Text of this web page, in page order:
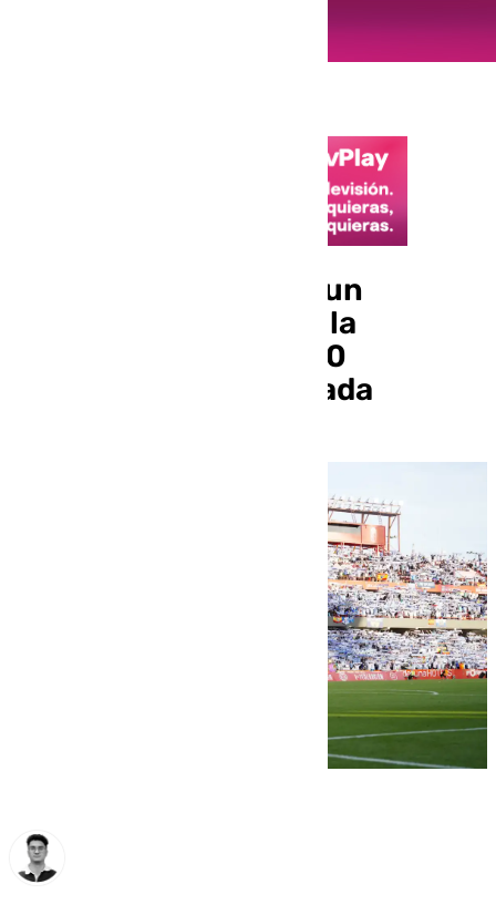
Se cumple un año de un
desplazamiento para la
historia: más de 5.000
malaguistas en Granada